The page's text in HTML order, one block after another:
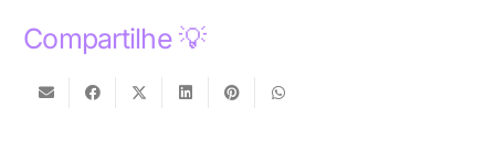
Compartilhe 💡